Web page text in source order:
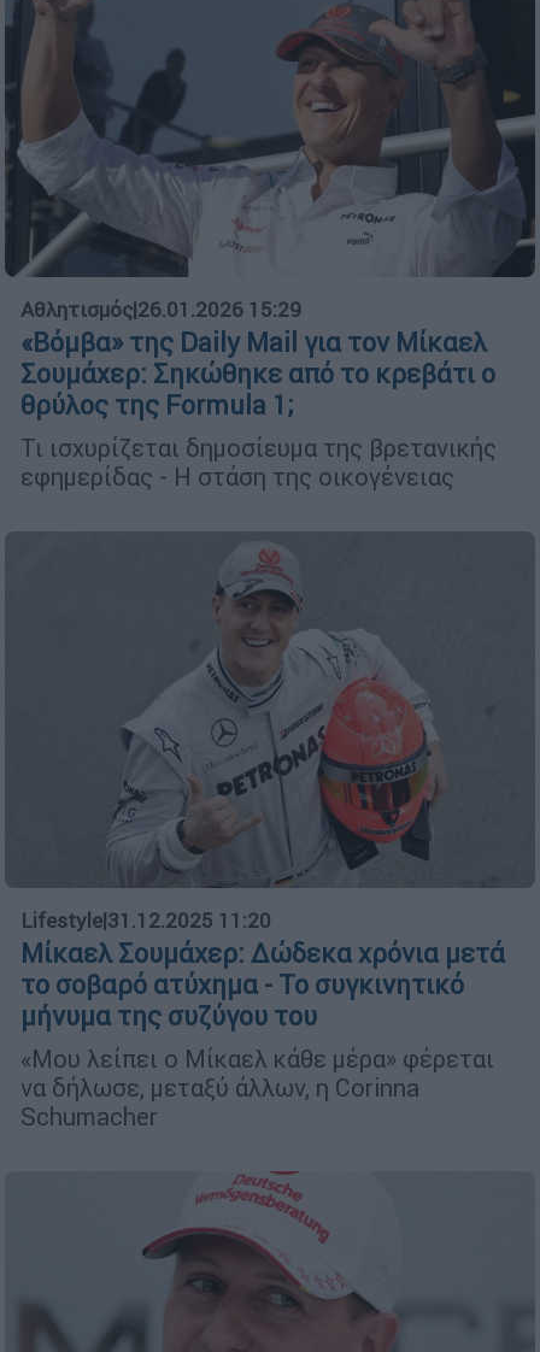
Αθλητισμός|26.01.2026 15:29
«Βόμβα» της Daily Mail για τον Μίκαελ
Σουμάχερ: Σηκώθηκε από το κρεβάτι ο
θρύλος της Formula 1;
Τι ισχυρίζεται δημοσίευμα της βρετανικής
εφημερίδας - Η στάση της οικογένειας
Lifestyle|31.12.2025 11:20
Μίκαελ Σουμάχερ: Δώδεκα χρόνια μετά
το σοβαρό ατύχημα - To συγκινητικό
μήνυμα της συζύγου του
«Μου λείπει ο Μίκαελ κάθε μέρα» φέρεται
να δήλωσε, μεταξύ άλλων, η Corinna
Schumacher